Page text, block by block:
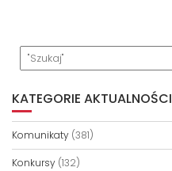
KATEGORIE AKTUALNOŚCI
Komunikaty (381)
Konkursy (132)